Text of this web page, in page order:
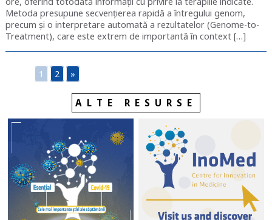
Metoda presupune secvenţierea rapidă a întregului genom,
precum şi o interpretare automată a rezultatelor (Genome-to-
Treatment), care este extrem de importantă în context […]
1 2 »
ALTE RESURSE